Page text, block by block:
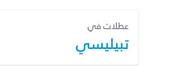
عطلات في
تبيليسي